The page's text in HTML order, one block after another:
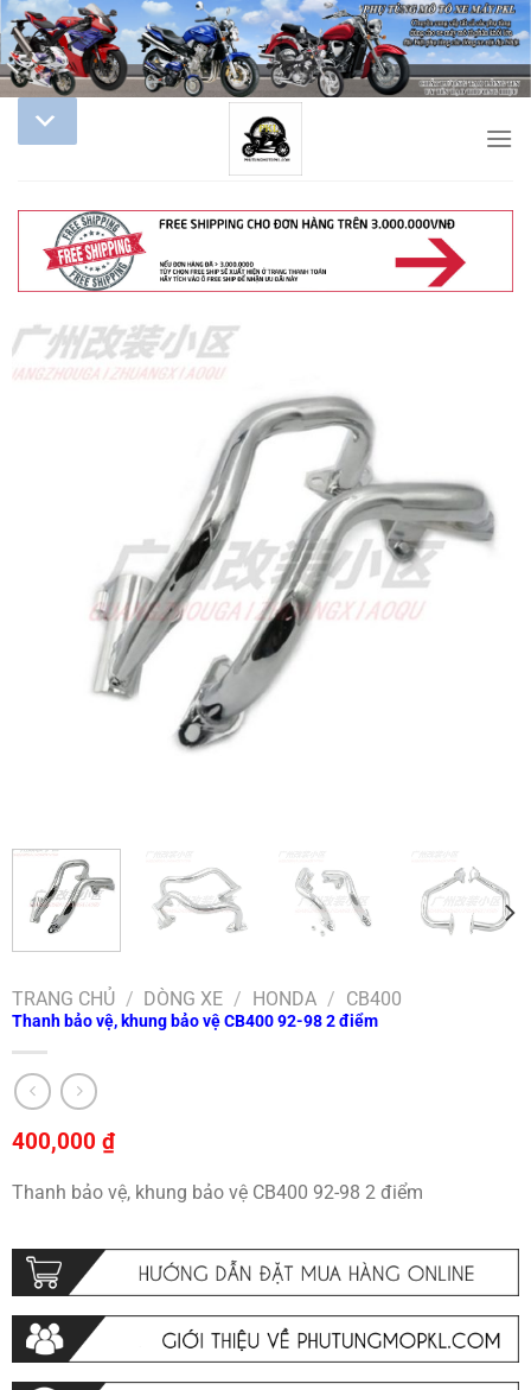
TRANG CHỦ / DÒNG XE / HONDA / CB400
Thanh bảo vệ, khung bảo vệ CB400 92-98 2 điểm
400,000 ₫
Thanh bảo vệ, khung bảo vệ CB400 92-98 2 điểm